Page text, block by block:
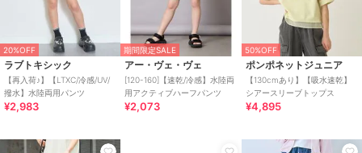
20%OFF
ラブトキシック
【再入荷♪】【LTXC/冷感/UV/
撥水】水陸両用パンツ
¥2,983
期間限定SALE
アー・ヴェ・ヴェ
[120-160]【速乾/冷感】水陸両
用アクティブハーフパンツ
¥2,073
50%OFF
ポンポネットジュニア
【130cmあり】【吸水速乾】
シアースリーブトップス
¥4,895